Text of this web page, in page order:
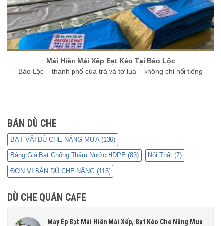
Mái Hiên Mái Xếp Bạt Kéo Tại Bảo Lộc
Bảo Lộc – thành phố của trà và tơ lụa – không chỉ nổi tiếng
BÁN DÙ CHE
BẠT VẢI DÙ CHE NẮNG MƯA (136)
Bảng Giá Bạt Chống Thấm Nước HDPE (83) Nội Thất (7)
ĐƠN VỊ BÁN DÙ CHE NẮNG (115)
DÙ CHE QUÁN CAFE
May Ép Bạt Mái Hiên Mái Xếp, Bạt Kéo Che Nắng Mưa